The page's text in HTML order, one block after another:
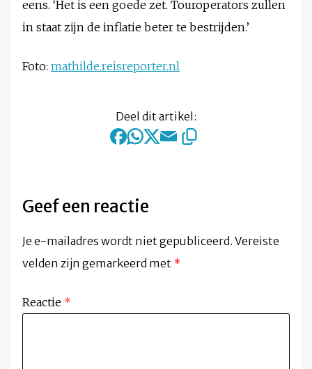
eens. ‘Het is een goede zet. Touroperators zullen
in staat zijn de inflatie beter te bestrijden.’
Foto: mathilde.reisreporter.nl
Deel dit artikel:
Geef een reactie
Je e-mailadres wordt niet gepubliceerd. Vereiste
velden zijn gemarkeerd met *
Reactie *